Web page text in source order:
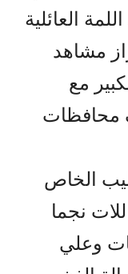
العائلية
مشاهد
مع
محافظات
الخاص
نجما
وعلي